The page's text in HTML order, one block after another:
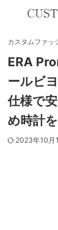
カスタムファッ
ERA
ールビ
仕様で
め時計
2023年10月